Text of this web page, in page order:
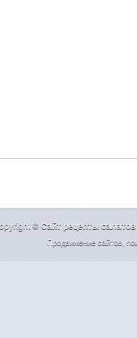
©Cайт рецепты салатов
Продвижение сайтов,